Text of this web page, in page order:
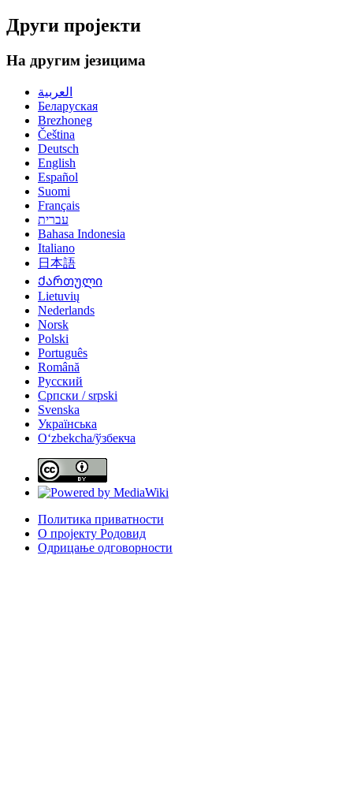
Други пројекти
На другим језицима
العربية
Беларуская
Brezhoneg
Čeština
Deutsch
English
Español
Suomi
Français
עברית
Bahasa Indonesia
Italiano
日本語
Ქართული
Lietuvių
Nederlands
Norsk
Polski
Português
Română
Русский
Српски / srpski
Svenska
Українська
Oʻzbekcha/ўзбекча
Политика приватности
О пројекту Родовид
Одрицање одговорности